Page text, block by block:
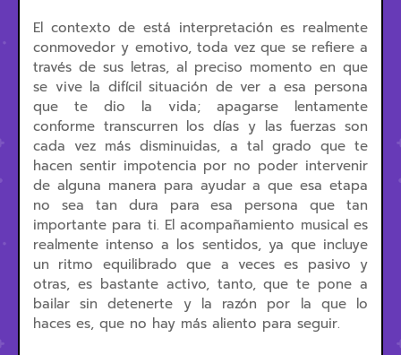
El contexto de está interpretación es realmente
conmovedor y emotivo, toda vez que se refiere a
través de sus letras, al preciso momento en que
se vive la difícil situación de ver a esa persona
que te dio la vida; apagarse lentamente
conforme transcurren los días y las fuerzas son
cada vez más disminuidas, a tal grado que te
hacen sentir impotencia por no poder intervenir
de alguna manera para ayudar a que esa etapa
no sea tan dura para esa persona que tan
importante para ti. El acompañamiento musical es
realmente intenso a los sentidos, ya que incluye
un ritmo equilibrado que a veces es pasivo y
otras, es bastante activo, tanto, que te pone a
bailar sin detenerte y la razón por la que lo
haces es, que no hay más aliento para seguir.